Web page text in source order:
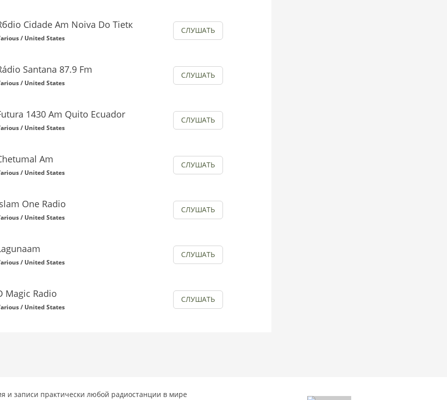
Cidade Am Noiva Do Tietк
/ United States
СЛУШАТЬ
Santana 87.9 Fm
/ United States
СЛУШАТЬ
1430 Am Quito Ecuador
/ United States
СЛУШАТЬ
Am
/ United States
СЛУШАТЬ
One Radio
/ United States
СЛУШАТЬ
/ United States
СЛУШАТЬ
Magic Radio
/ United States
СЛУШАТЬ
и записи практически любой радиостанции в мире